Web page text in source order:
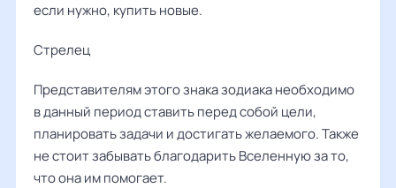
если нужно, купить новые.
Стрелец
Представителям этого знака зодиака необходимо
в данный период ставить перед собой цели,
планировать задачи и достигать желаемого. Также
не стоит забывать благодарить Вселенную за то,
что она им помогает.